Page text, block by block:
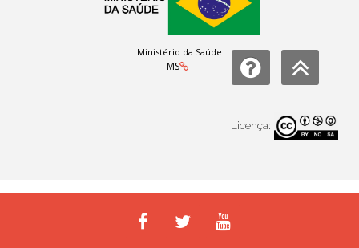
Ministério da Saúde
MS
Licença: